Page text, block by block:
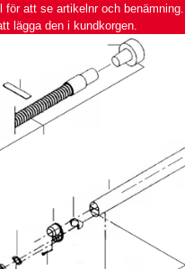
att se artikelnr och benämning.
lägga den i kundkorgen.